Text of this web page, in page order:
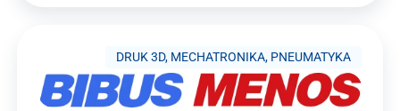
DRUK 3D, MECHATRONIKA, PNEUMATYKA